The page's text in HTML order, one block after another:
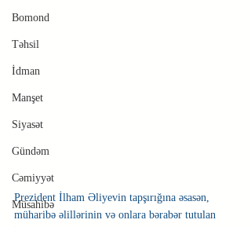
Bomond
Təhsil
İdman
Manşet
Siyasət
Gündəm
Cəmiyyət
Müsahibə
Prezident İlham Əliyevin tapşırığına əsasən,
müharibə əlillərinin və onlara bərabər tutulan